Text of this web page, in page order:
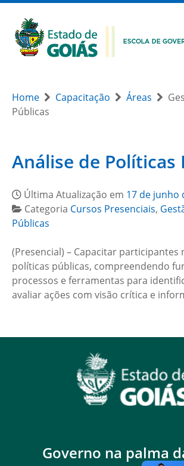
Home Capacitação Áreas
Públicas
Análise de Políticas
Última Atualização em 17 de junho
Categoria Cursos Presenciais,
Públicas
(Presencial) – Capacitar participantes
políticas públicas, compreendendo
processos e ferramentas para
avaliar ações com visão crítica e
Governo na palma